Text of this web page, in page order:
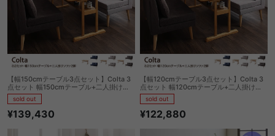
【幅150cmテーブル3点セット】Colta 3
点セット 幅150cmテーブル+二人掛けソ
ファ2脚
sold out
¥139,430
【幅120cmテーブル3点セット】Colta 3
点セット 幅120cmテーブル+二人掛けソ
ファ2脚
sold out
¥122,880